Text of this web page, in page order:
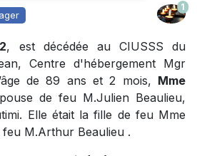
1
, est décédée au CIUSSS du
Centre d'hébergement Mgr
de 89 ans et 2 mois, Mme
de feu M.Julien Beaulieu,
Elle était la fille de feu Mme
M.Arthur Beaulieu .